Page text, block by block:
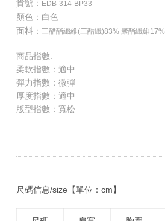
貨號： EDB-314-BP33
顏色：白色
面料： 三醋酯纖維(三醋纖)83% 聚酯纖維17%
商品指數:
柔軟指數：適中
彈力指數：微彈
厚度指數：適中
版型指數：寬松
尺碼信息/size【單位：cm】